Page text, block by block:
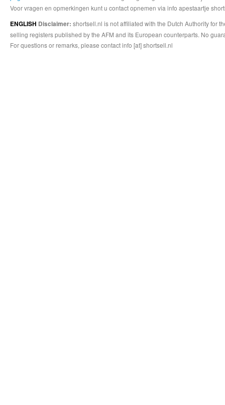
Voor vragen en opmerkingen kunt u contact opnemen via info apestaartje
ENGLISH Disclaimer: shortsell.nl is not affiliated with the Dutch Authority for
selling registers published by the AFM and its European counterparts. No
For questions or remarks, please contact info [at] shortsell.nl